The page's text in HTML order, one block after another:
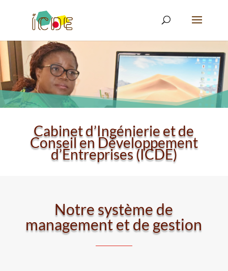
Cabinet d’Ingénierie et de
Conseil en Développement
d’Entreprises (ICDE)
Notre système de
management et de gestion